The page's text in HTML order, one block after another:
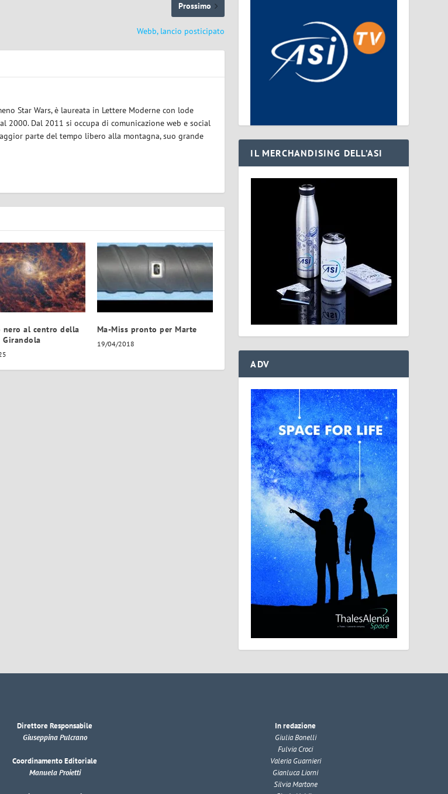
Prossimo
Webb, lancio posticipato
Star Wars, è laureata in Lettere Moderne con lode
2000. Dal 2011 si occupa di comunicazione web e social
parte del tempo libero alla montagna, suo grande
nero al centro della
Girandola
Ma-Miss pronto per Marte
19/04/2018
IL MERCHANDISING DELL’ASI
ADV
Direttore Responsabile
Giuseppina Pulcrano
Coordinamento Editoriale
Manuela Proietti
In redazione
Giulia Bonelli
Fulvia Croci
Valeria Guarnieri
Gianluca Liorni
Silvia Martone